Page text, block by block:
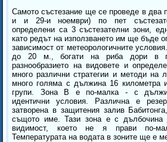
Самото състезание ще се проведе в два
и и 29-и ноември) по пет
определени са 3 състезателни зони,
като редът на използването им ще бъде
зависимост от метеорологичните
до 20 м., богати на риба дори в
разнообразието на видовете и
много различни стратегии и методи
много голяма с дължина 16 километра
групи. Зона В e по-малка - с
идентични условия. Различна е
затворена в защитения залив
същото име. Тази зона е с
видимост, което не я прави по-
Температурата на водата в зоните ще е